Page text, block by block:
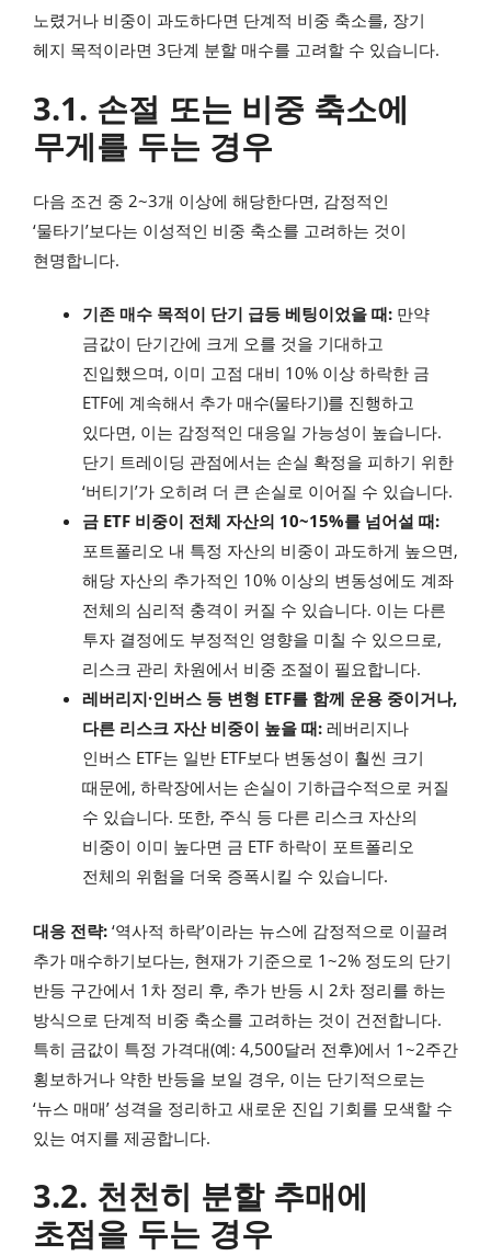
노렸거나 비중이 과도하다면 단계적 비중 축소를, 장기
헤지 목적이라면 3단계 분할 매수를 고려할 수 있습니다.
3.1. 손절 또는 비중 축소에
무게를 두는 경우
다음 조건 중 2~3개 이상에 해당한다면, 감정적인
‘물타기’보다는 이성적인 비중 축소를 고려하는 것이
현명합니다.
기존 매수 목적이 단기 급등 베팅이었을 때: 만약
금값이 단기간에 크게 오를 것을 기대하고
진입했으며, 이미 고점 대비 10% 이상 하락한 금
ETF에 계속해서 추가 매수(물타기)를 진행하고
있다면, 이는 감정적인 대응일 가능성이 높습니다.
단기 트레이딩 관점에서는 손실 확정을 피하기 위한
‘버티기’가 오히려 더 큰 손실로 이어질 수 있습니다.
금 ETF 비중이 전체 자산의 10~15%를 넘어설 때:
포트폴리오 내 특정 자산의 비중이 과도하게 높으면,
해당 자산의 추가적인 10% 이상의 변동성에도 계좌
전체의 심리적 충격이 커질 수 있습니다. 이는 다른
투자 결정에도 부정적인 영향을 미칠 수 있으므로,
리스크 관리 차원에서 비중 조절이 필요합니다.
레버리지·인버스 등 변형 ETF를 함께 운용 중이거나,
다른 리스크 자산 비중이 높을 때: 레버리지나
인버스 ETF는 일반 ETF보다 변동성이 훨씬 크기
때문에, 하락장에서는 손실이 기하급수적으로 커질
수 있습니다. 또한, 주식 등 다른 리스크 자산의
비중이 이미 높다면 금 ETF 하락이 포트폴리오
전체의 위험을 더욱 증폭시킬 수 있습니다.
대응 전략: ‘역사적 하락’이라는 뉴스에 감정적으로 이끌려
추가 매수하기보다는, 현재가 기준으로 1~2% 정도의 단기
반등 구간에서 1차 정리 후, 추가 반등 시 2차 정리를 하는
방식으로 단계적 비중 축소를 고려하는 것이 건전합니다.
특히 금값이 특정 가격대(예: 4,500달러 전후)에서 1~2주간
횡보하거나 약한 반등을 보일 경우, 이는 단기적으로는
‘뉴스 매매’ 성격을 정리하고 새로운 진입 기회를 모색할 수
있는 여지를 제공합니다.
3.2. 천천히 분할 추매에
초점을 두는 경우